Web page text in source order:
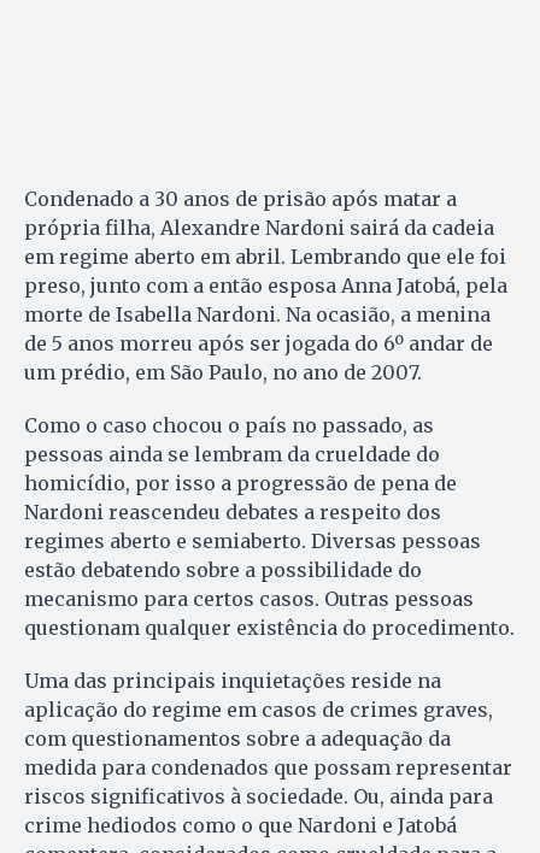
Condenado a 30 anos de prisão após matar a
própria filha, Alexandre Nardoni sairá da cadeia
em regime aberto em abril. Lembrando que ele foi
preso, junto com a então esposa Anna Jatobá, pela
morte de Isabella Nardoni. Na ocasião, a menina
de 5 anos morreu após ser jogada do 6º andar de
um prédio, em São Paulo, no ano de 2007.
Como o caso chocou o país no passado, as
pessoas ainda se lembram da crueldade do
homicídio, por isso a progressão de pena de
Nardoni reascendeu debates a respeito dos
regimes aberto e semiaberto. Diversas pessoas
estão debatendo sobre a possibilidade do
mecanismo para certos casos. Outras pessoas
questionam qualquer existência do procedimento.
Uma das principais inquietações reside na
aplicação do regime em casos de crimes graves,
com questionamentos sobre a adequação da
medida para condenados que possam representar
riscos significativos à sociedade. Ou, ainda para
crime hediodos como o que Nardoni e Jatobá